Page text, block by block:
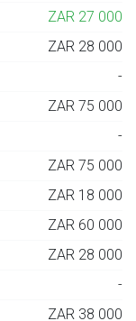
ZAR 27 000
ZAR 28 000
-
ZAR 75 000
-
ZAR 75 000
ZAR 18 000
ZAR 60 000
ZAR 28 000
-
ZAR 38 000